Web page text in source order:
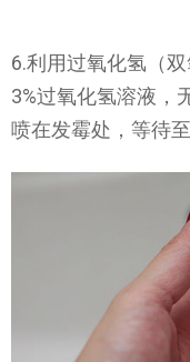
6.利用过氧化氢（
3%过氧化氢溶液，
喷在发霉处，等待